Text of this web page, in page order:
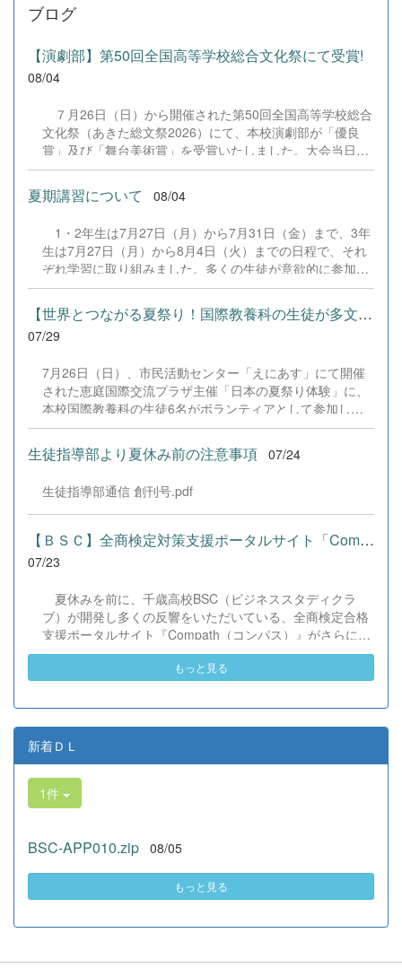
ブログ
【演劇部】第50回全国高等学校総合文化祭にて受賞!
08/04
７月26日（日）から開催された第50回全国高等学校総合
文化祭（あきた総文祭2026）にて、本校演劇部が「優良
賞」及び「舞台美術賞」を受賞いたしました。大会当日
は、本校の部員たちもこれまで積み重ねてきた練習の成果
を存分に発揮し、堂々と舞台に立ちました。緊張感のある
全国の舞台において、一人一人が役割を果たし、心を込め
の全国大会出場にあたり、多大なるご支援・ご協力をいた
だきました企業の皆様、ならびに心温まるご寄付や温かい
ご声援を寄せてくださった地域の皆様方に、心より感謝申
し上げます。皆様からの温かいご支援が部員たちの大きな
励みとなり、全国の舞台で最高のパフォーマンスと演技を
届けることができました。今回の経験を糧に、さらに表現
本校演劇部への変わらぬご声援をよろしくお願いいたしま
す。 &nbsp;
夏期講習について 08/04
1・2年生は7月27日（月）から7月31日（金）まで、3年
生は7月27日（月）から8月4日（火）までの日程で、それ
ぞれ学習に取り組みました。多くの生徒が意欲的に参加
し、これまでの学習内容の復習や発展的な内容、受験に向
けた学習などに真剣に取り組む姿が見られました。夏期講
習で身に付けた学習習慣や知識を、今後の学校生活や学習
に生かし、一人一人がさらなる成長につなげてくれること
【世界とつながる夏祭り！国際教養科の生徒が多文化共生ボランテ...
07/29
7月26日（日）、市民活動センター「えにあす」にて開催
された恵庭国際交流プラザ主催「日本の夏祭り体験」に、
本校国際教養科の生徒6名がボランティアとして参加しま
した！ 会場にはウクライナ、ネパール、アフガニスタンな
ど多国籍な参加者が集まり、ヨーヨー釣りや綿あめ、盆踊
りなどを満喫。浴衣姿でイベントを彩った1年生や、経験
葉や国境を超えて笑顔で交流を深めました。 主催者の方か
らは、「国籍や年齢を問わず笑顔で寄り添い、自分で考え
て動く姿が素晴らしい。異文化理解のマインドが自然と身
についている」と、賞賛の声をいただきました！ 教室の中
だけでなく、地域や世界という広いフィールドで本領を発
姿に、誇らしさでいっぱいです。 教養科生、どんどん外へ
飛び出そう！ その温かい心と行動力を磨き、世界を笑顔に
する魅力的な人材へ成長していく皆さんを応援していま
す！
生徒指導部より夏休み前の注意事項 07/24
生徒指導部通信 創刊号.pdf
【ＢＳＣ】全商検定対策支援ポータルサイト「Compath（コンパス）...
07/23
夏休みを前に、千歳高校BSC（ビジネススタディクラ
ブ）が開発し多くの反響をいただいている、全商検定合格
支援ポータルサイト『Compath（コンパス）』がさらにバ
ージョンアップいたしました。 今回もユーザーの皆様か
らいただいたアンケートのご意見をもとに、BSC部員のプ
の実装までを行いました。今回のアップデートでは、ビジ
ネス計算・簿記・ビジネス文書・情報処理・商業経済・財
務分析・ビジネスコミュニケーションなど各ジャンルに及
ぶ計79件の更新プログラムを一挙にリリースしました。
具体的には、各検定問題数の大幅増加をはじめ、英語翻訳
機能の追加、フォント拡大など視認性の改善、SEO対策
（タグの最適化）によるサイト動作の快適化を実施しまし
も生徒たちの技術と発想力でより学びやすいサイトへと進
た『Compath（コンパス）』をご活用ください。 全商検定
対策支援ポータルサイト「Compath（コンパス）」 ■ 生徒
もっと見る
新着ＤＬ
1件
BSC-APP010.zip 08/05
もっと見る